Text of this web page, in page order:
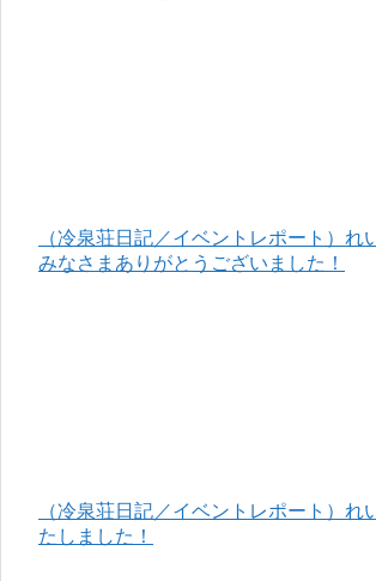
（冷泉荘日記／イベントレポート）
みなさまありがとうございました！
（冷泉荘日記／イベントレポート）
たしました！